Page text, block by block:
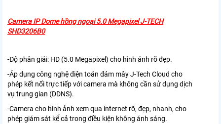
Camera IP Dome hồng ngoại 5.0 Megapixel J-TECH
SHD3206B0
-Độ phân giải: HD (5.0 Megapixel) cho hình ảnh rõ đẹp.
-Áp dụng công nghệ điện toán đám mây J-Tech Cloud cho
phép kết nối trực tiếp với camera mà không cần sử dụng dịch
vụ trung gian (DDNS).
-Camera cho hình ảnh xem qua internet rõ, đẹp, nhanh, cho
phép giám sát kể cả trong điều kiện không ánh sáng.